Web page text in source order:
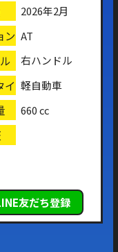
2026年2月
ン AT
右ハンドル
イ 軽自動車
660 cc
友だち登録